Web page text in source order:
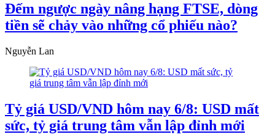
Đếm ngược ngày nâng hạng FTSE, dòng
tiền sẽ chảy vào những cổ phiếu nào?
Nguyễn Lan
Tỷ giá USD/VND hôm nay 6/8: USD mất
sức, tỷ giá trung tâm vẫn lập đỉnh mới